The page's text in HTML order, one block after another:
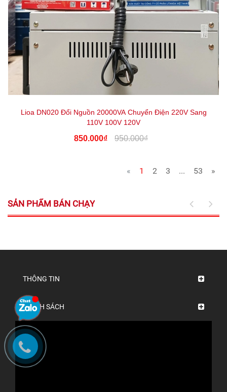
Lioa DN020 Đổi Nguồn 20000VA Chuyển Điện 220V Sang
110V 100V 120V
850.000₫ 950.000₫
« 1 2 3 ... 53 »
SẢN PHẨM BÁN CHẠY
THÔNG TIN
CHÍNH SÁCH